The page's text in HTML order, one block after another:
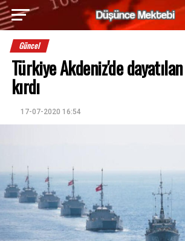
Güncel
Türkiye Akdeniz'de
kırdı
17-07-2020 16:54